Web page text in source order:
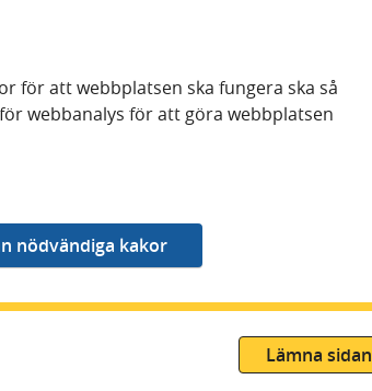
för att webbplatsen ska fungera ska så
webbanalys för att göra webbplatsen
Lämna sidan